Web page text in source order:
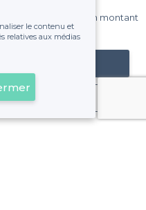
vous payez un montant
la facture.
le contenu et
relatives aux médias